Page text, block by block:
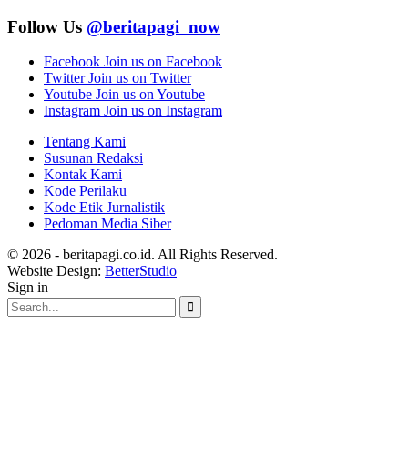
Follow Us @beritapagi_now
Facebook Join us on Facebook
Twitter Join us on Twitter
Youtube Join us on Youtube
Instagram Join us on Instagram
Tentang Kami
Susunan Redaksi
Kontak Kami
Kode Perilaku
Kode Etik Jurnalistik
Pedoman Media Siber
© 2026 - beritapagi.co.id. All Rights Reserved.
Website Design: BetterStudio
Sign in